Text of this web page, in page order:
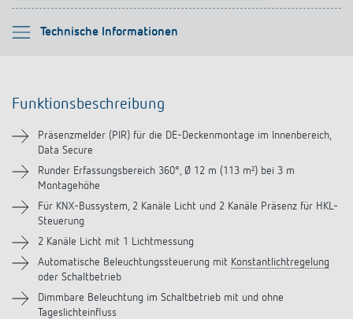
Technische Informationen
Bitte auswählen
Technische Informationen
Downloads
Zubehör
Funktionsbeschreibung
Präsenzmelder (PIR) für die DE-Deckenmontage im Innenbereich,
Data Secure
Runder Erfassungsbereich 360°, Ø 12 m (113 m²) bei 3 m
Montagehöhe
Für KNX-Bussystem, 2 Kanäle Licht und 2 Kanäle Präsenz für HKL-
Steuerung
2 Kanäle Licht mit 1 Lichtmessung
Automatische Beleuchtungssteuerung mit Konstantlichtregelung
oder Schaltbetrieb
Dimmbare Beleuchtung im Schaltbetrieb mit und ohne
Tageslichteinfluss